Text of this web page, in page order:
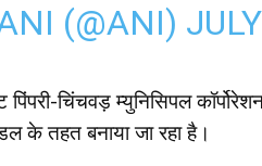
(@ANI)
पिंपरी-चिंचवड़ म्युनिसिपल
के तहत बनाया जा रहा है।